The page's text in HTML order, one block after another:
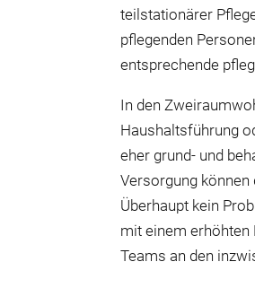
teilstationärer
pflegenden
entsprechende
In den
Haushaltsführung
eher grund- und
Versorgung können
Überhaupt kein
mit einem
Teams an den